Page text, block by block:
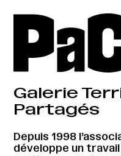
Galerie
Partagés
Depuis 1998
développe un